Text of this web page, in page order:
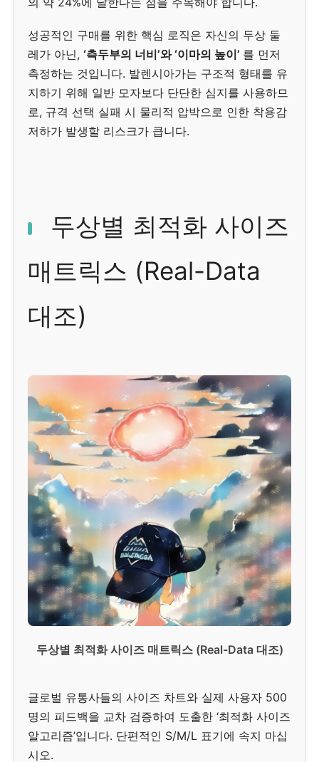
성공적인 구매를 위한 핵심 로직은 자신의 두상 둘
레가 아닌, ‘측두부의 너비’와 ‘이마의 높이’ 를 먼저
측정하는 것입니다. 발렌시아가는 구조적 형태를 유
지하기 위해 일반 모자보다 단단한 심지를 사용하므
로, 규격 선택 실패 시 물리적 압박으로 인한 착용감
저하가 발생할 리스크가 큽니다.
두상별 최적화 사이즈
매트릭스 (Real-Data
대조)
두상별 최적화 사이즈 매트릭스 (Real-Data 대조)
글로벌 유통사들의 사이즈 차트와 실제 사용자 500
명의 피드백을 교차 검증하여 도출한 ‘최적화 사이즈
알고리즘’입니다. 단편적인 S/M/L 표기에 속지 마십
시오.